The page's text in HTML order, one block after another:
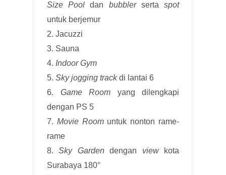
Size Pool dan bubblersertaspot
untuk berjemur
2. Jacuzzi
3. Sauna
4. Indoor Gym
5. Sky jogging trackdi lantai 6
6. Game Room yang dilengkapi
dengan PS 5
7. Movie Roomuntuk nonton rame-
rame
8.Sky Gardendengan viewkota
Surabaya 180°